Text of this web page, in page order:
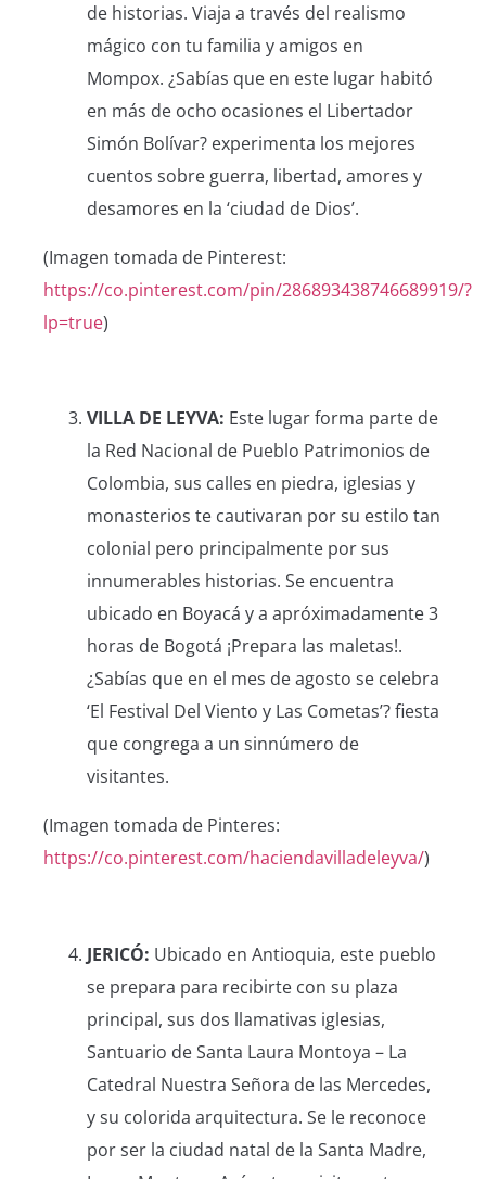
de historias. Viaja a través del realismo
mágico con tu familia y amigos en
Mompox. ¿Sabías que en este lugar habitó
en más de ocho ocasiones el Libertador
Simón Bolívar? experimenta los mejores
cuentos sobre guerra, libertad, amores y
desamores en la ‘ciudad de Dios’.
(Imagen tomada de Pinterest:
https://co.pinterest.com/pin/286893438746689919/?
lp=true)
VILLA DE LEYVA: Este lugar forma parte de
la Red Nacional de Pueblo Patrimonios de
Colombia, sus calles en piedra, iglesias y
monasterios te cautivaran por su estilo tan
colonial pero principalmente por sus
innumerables historias. Se encuentra
ubicado en Boyacá y a apróximadamente 3
horas de Bogotá ¡Prepara las maletas!.
¿Sabías que en el mes de agosto se celebra
‘El Festival Del Viento y Las Cometas’? fiesta
que congrega a un sinnúmero de
visitantes.
(Imagen tomada de Pinteres:
https://co.pinterest.com/haciendavilladeleyva/)
JERICÓ: Ubicado en Antioquia, este pueblo
se prepara para recibirte con su plaza
principal, sus dos llamativas iglesias,
Santuario de Santa Laura Montoya – La
Catedral Nuestra Señora de las Mercedes,
y su colorida arquitectura. Se le reconoce
por ser la ciudad natal de la Santa Madre,